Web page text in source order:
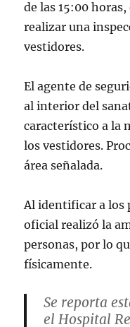
de las 15:00
realizar una
vestidores.
El agente de
al interior del
característico a la
los vestidores.
área señalada.
Al identificar a los
oficial realizó la
personas, por lo
físicamente.
Se reporta
el Hospital